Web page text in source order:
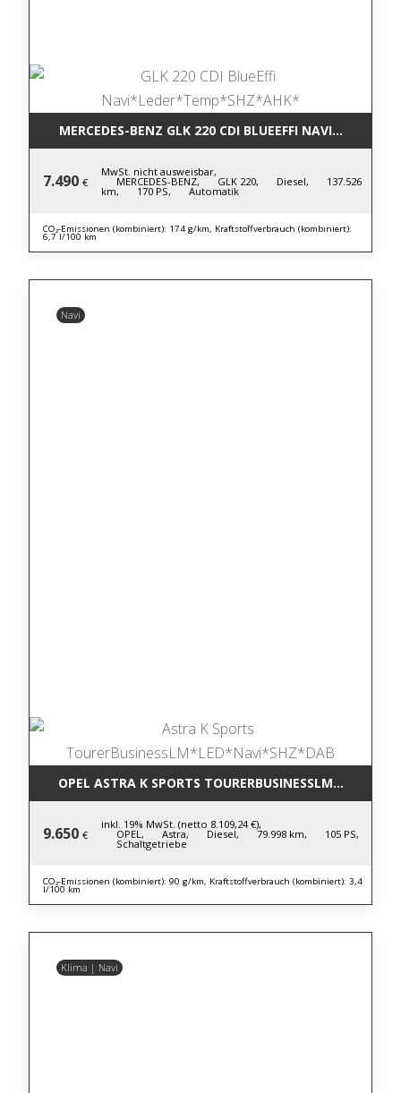
MERCEDES-BENZ GLK 220 CDI
7.490 €
MwSt. nicht ausweisbar,
MERCEDES-BENZ, GLK 220, Diesel, 137.526
km, 170 PS, Automatik
CO₂-Emissionen (kombiniert): 174 g/km, Kraftstoffverbrauch (kombiniert):
6,7 l/100 km
Navi
OPEL ASTRA K SPORTS
9.650 €
inkl. 19% MwSt. (netto 8.109,24 €),
OPEL, Astra, Diesel, 79.998 km, 105 PS,
Schaltgetriebe
CO₂-Emissionen (kombiniert): 90 g/km, Kraftstoffverbrauch (kombiniert): 3,4
l/100 km
Klima | Navi